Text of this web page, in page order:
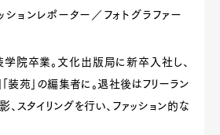
ションレポーター／フォトグラファー
院卒業。文化出版局に新卒入社し、
「装苑」の編集者に。退社後はフリーラン
、スタイリングを行い、ファッション的な